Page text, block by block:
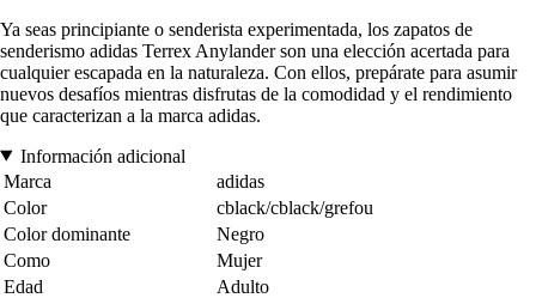
Ya seas principiante o senderista experimentada, los zapatos de
senderismo adidas Terrex Anylander son una elección acertada para
cualquier escapada en la naturaleza. Con ellos, prepárate para asumir
nuevos desafíos mientras disfrutas de la comodidad y el rendimiento
que caracterizan a la marca adidas.
Información adicional
Marca
adidas
Color
cblack/cblack/grefou
Color dominante
Negro
Como
Mujer
Edad
Adulto